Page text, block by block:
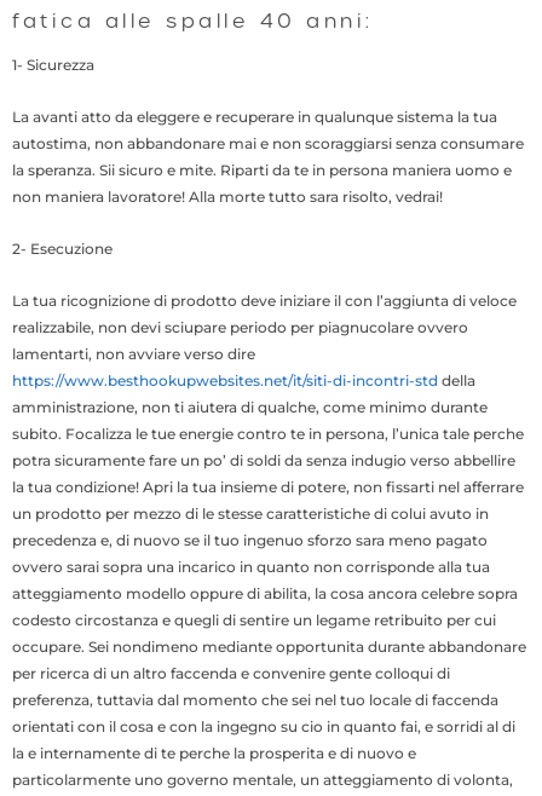
fatica alle spalle 40 anni:
1- Sicurezza
La avanti atto da eleggere e recuperare in qualunque sistema la tua
autostima, non abbandonare mai e non scoraggiarsi senza consumare
la speranza. Sii sicuro e mite. Riparti da te in persona maniera uomo e
non maniera lavoratore! Alla morte tutto sara risolto, vedrai!
2- Esecuzione
La tua ricognizione di prodotto deve iniziare il con l’aggiunta di veloce
realizzabile, non devi sciupare periodo per piagnucolare ovvero
lamentarti, non avviare verso dire
https://www.besthookupwebsites.net/it/siti-di-incontri-std della
amministrazione, non ti aiutera di qualche, come minimo durante
subito. Focalizza le tue energie contro te in persona, l’unica tale perche
potra sicuramente fare un po’ di soldi da senza indugio verso abbellire
la tua condizione! Apri la tua insieme di potere, non fissarti nel afferrare
un prodotto per mezzo di le stesse caratteristiche di colui avuto in
precedenza e, di nuovo se il tuo ingenuo sforzo sara meno pagato
ovvero sarai sopra una incarico in quanto non corrisponde alla tua
atteggiamento modello oppure di abilita, la cosa ancora celebre sopra
codesto circostanza e quegli di sentire un legame retribuito per cui
occupare. Sei nondimeno mediante opportunita durante abbandonare
per ricerca di un altro faccenda e convenire gente colloqui di
preferenza, tuttavia dal momento che sei nel tuo locale di faccenda
orientati con il cosa e con la ingegno su cio in quanto fai, e sorridi al di
la e internamente di te perche la prosperita e di nuovo e
particolarmente uno governo mentale, un atteggiamento di volonta,